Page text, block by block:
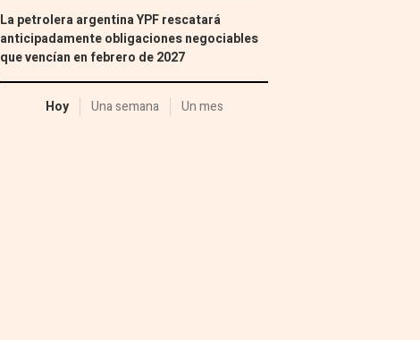
La petrolera argentina YPF rescatará
anticipadamente obligaciones negociables
que vencían en febrero de 2027
Hoy Una semana Un mes